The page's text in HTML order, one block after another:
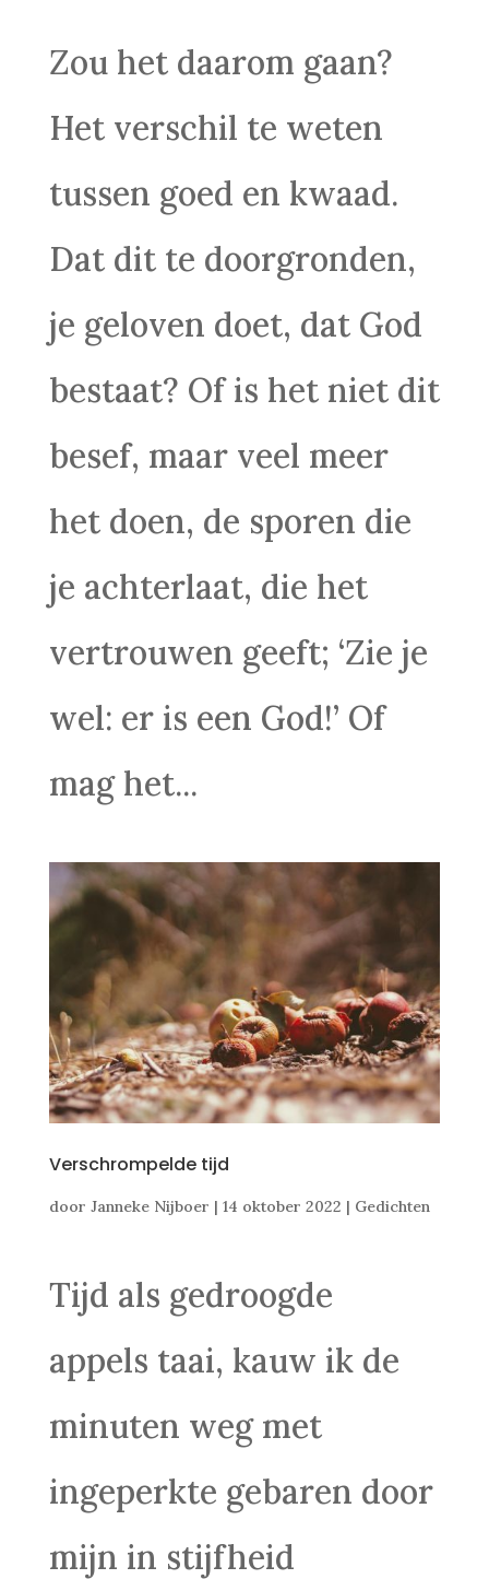
Zou het daarom gaan?
Het verschil te weten
tussen goed en kwaad.
Dat dit te doorgronden,
je geloven doet, dat God
bestaat? Of is het niet dit
besef, maar veel meer
het doen, de sporen die
je achterlaat, die het
vertrouwen geeft; ‘Zie je
wel: er is een God!’ Of
mag het...
Verschrompelde tijd
door Janneke Nijboer | 14 oktober 2022 | Gedichten
Tijd als gedroogde
appels taai, kauw ik de
minuten weg met
ingeperkte gebaren door
mijn in stijfheid